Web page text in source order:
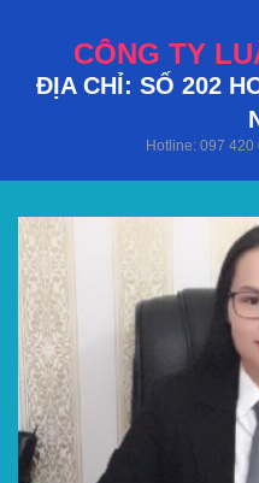
CÔNG TY
ĐỊA CHỈ: SỐ 202
Hotline: 097